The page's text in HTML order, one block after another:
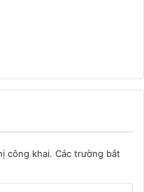
công khai. Các trường bắt